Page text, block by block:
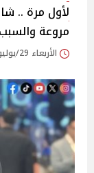
لأول مرة ..
مروعة
الأربعاء 29/يوليو/2026 - 10:21 م